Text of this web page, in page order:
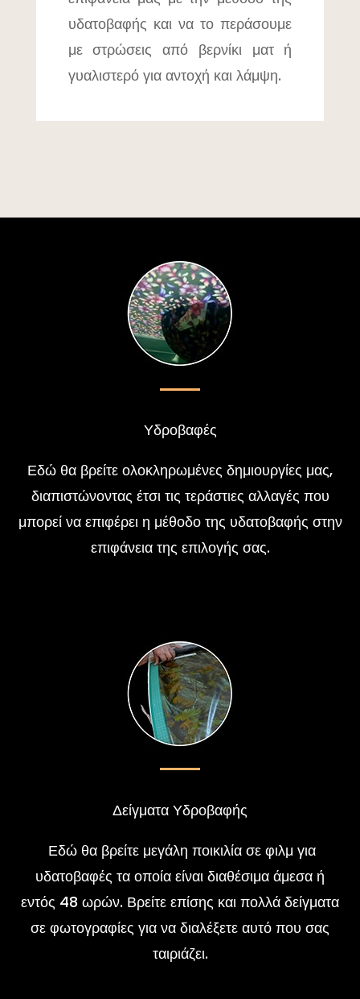
υδατοβαφής και να το περάσουμε
με στρώσεις από βερνίκι ματ ή
γυαλιστερό για αντοχή και λάμψη.
Υδροβαφές
Εδώ θα βρείτε ολοκληρωμένες δημιουργίες μας,
διαπιστώνοντας έτσι τις τεράστιες αλλαγές που
μπορεί να επιφέρει η μέθοδο της υδατοβαφής στην
επιφάνεια της επιλογής σας.
Δείγματα Υδροβαφής
Εδώ θα βρείτε μεγάλη ποικιλία σε φιλμ για
υδατοβαφές τα οποία είναι διαθέσιμα άμεσα ή
εντός 48 ωρών. Βρείτε επίσης και πολλά δείγματα
σε φωτογραφίες για να διαλέξετε αυτό που σας
ταιριάζει.